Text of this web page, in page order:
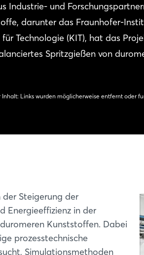
Industrie- und
darunter das Fraunhofer-
Technologie (KIT), hat das
Spritzgießen von
Inhalt: Links wurden möglicherweise entfernt oder
Steigerung der
Energieeffizienz in der
Kunststoffen. Dabei
prozesstechnische
Simulationsmethoden